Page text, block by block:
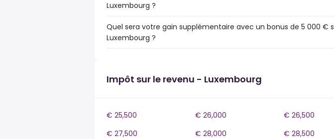
Luxembourg ?
Quel sera votre gain supplémentaire avec un bonus de 5 000 €
Luxembourg ?
Impôt sur le revenu - Luxembourg
€ 25,500 € 26,000 € 26,500
€ 27,500
€ 28,000 € 28,500